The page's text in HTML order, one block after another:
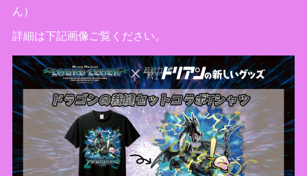
ん）
詳細は下記画像ご覧ください。